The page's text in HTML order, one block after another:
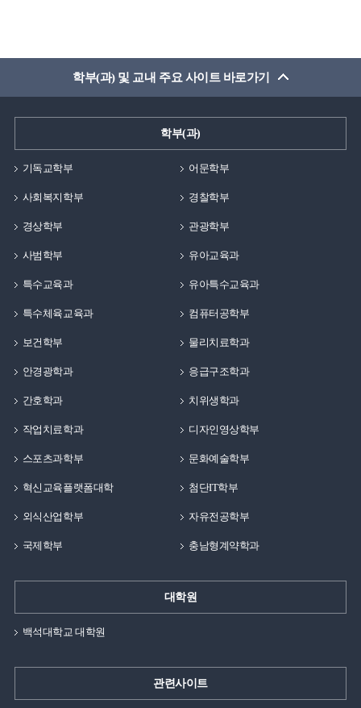
학부(과) 및 교내 주요 사이트 바로가기
학부(과)
기독교학부 어문학부
사회복지학부 경찰학부
경상학부 관광학부
사범학부 유아교육과
특수교육과 유아특수교육과
특수체육교육과 컴퓨터공학부
보건학부 물리치료학과
안경광학과 응급구조학과
간호학과 치위생학과
작업치료학과 디자인영상학부
스포츠과학부 문화예술학부
혁신교육플랫폼대학 첨단IT학부
외식산업학부 자유전공학부
국제학부 충남형계약학과
대학원
백석대학교 대학원
관련사이트